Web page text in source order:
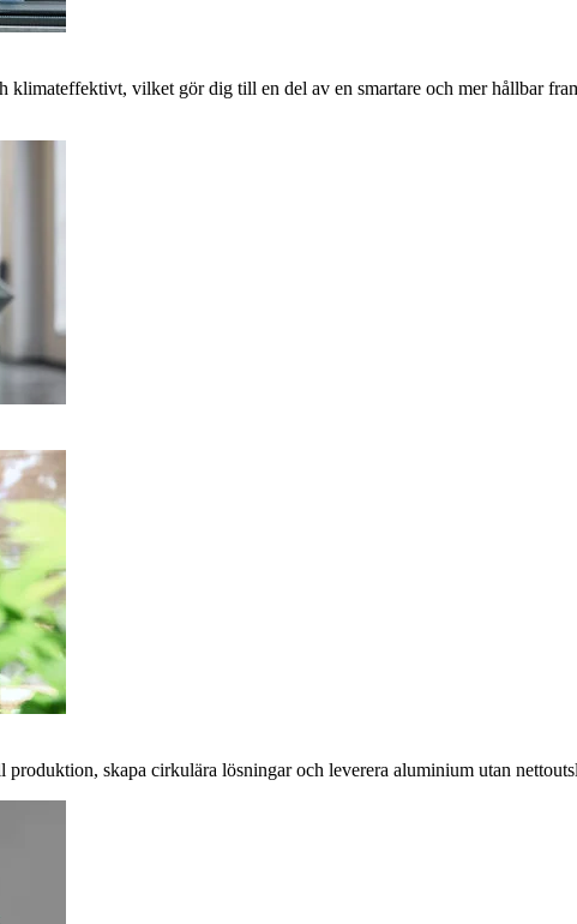
vilket gör dig till en del av en smartare och mer hållbar
skapa cirkulära lösningar och leverera aluminium utan